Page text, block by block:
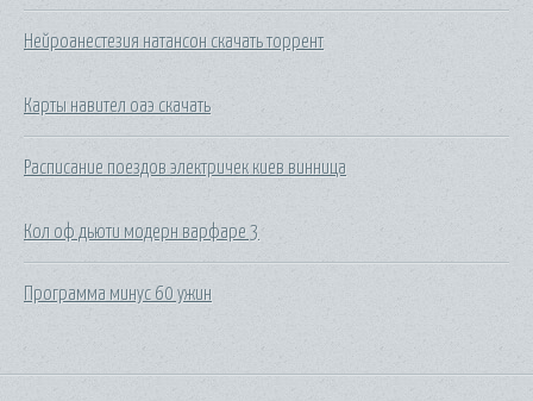
Нейроанестезия натансон скачать торрент
Карты навител оаэ скачать
Расписание поездов электричек киев винница
Кол оф дьюти модерн варфаре 3
Программа минус 60 ужин